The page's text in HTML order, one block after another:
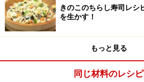
きのこのちらし寿司レ
を生かす！
もっと見る
同じ材料のレシピ